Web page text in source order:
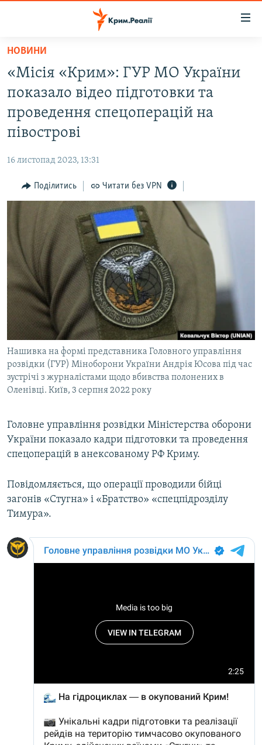
Перейти
основного
матеріалу
до
основної
Перейти
пошуку
ПОЛІТИКА
ІНТЕРВ'Ю
СПЕЦПРОЕКТИ
ДЕПОРТАЦІЯ
ВІДЕОУРОКИ «ELIFBE»
СВІДЧЕННЯ ОКУПАЦІЇ
УКРАЇНСЬКА ПРОБЛЕМА КРИМУ
ІНФОГРАФІКА
ЯК ОБІЙТИ БЛОКУВАННЯ
Русский
Qırımtatar
Усі сайти RFE/RL
НОВИНИ
«Місія «Крим»: ГУР МО України
показало відео підготовки та
проведення спецоперацій на
півострові
16 листопад 2023, 13:31
Поділитись Читати без VPN
Нашивка на формі представника Головного управління
розвідки (ГУР) Міноборони України Андрія Юсова під час
зустрічі з журналістами щодо вбивства полонених в
Оленівці. Київ, 3 серпня 2022 року
Головне управління розвідки Міністерства оборони
України показало кадри підготовки та проведення
спецоперацій в анексованому РФ Криму.
Повідомляється, що операції проводили бійці
загонів «Стугна» і «Братство» «спецпідрозділу
Тимура».